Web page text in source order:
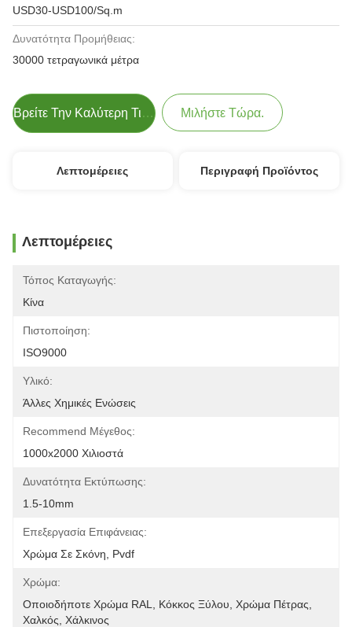
USD30-USD100/Sq.m
Δυνατότητα Προμήθειας:
30000 τετραγωνικά μέτρα
Βρείτε Την Καλύτερη Τιμή Μιλήστε Τώρα.
Λεπτομέρειες Περιγραφή Προϊόντος
Λεπτομέρειες
Τόπος Καταγωγής:
Κίνα
Πιστοποίηση:
ISO9000
Υλικό:
Άλλες Χημικές Ενώσεις
Recommend Μέγεθος:
1000x2000 Χιλιοστά
Δυνατότητα Εκτύπωσης:
1.5-10mm
Επεξεργασία Επιφάνειας:
Χρώμα Σε Σκόνη, Pvdf
Χρώμα:
Οποιοδήποτε Χρώμα RAL, Κόκκος Ξύλου, Χρώμα Πέτρας,
Χαλκός, Χάλκινος